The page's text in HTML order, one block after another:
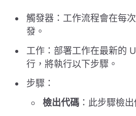
觸發器：工作流程會在每
發。
工作：部署工作在最新的
行，將執行以下步驟。
步驟：
檢出代碼 ：此步驟檢